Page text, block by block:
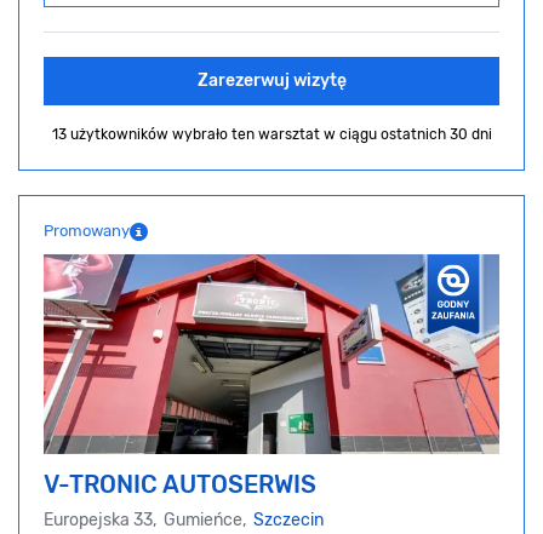
Zarezerwuj wizytę
13 użytkowników wybrało ten warsztat w ciągu ostatnich 30 dni
Promowany
V-TRONIC AUTOSERWIS
Europejska 33, Gumieńce, Szczecin